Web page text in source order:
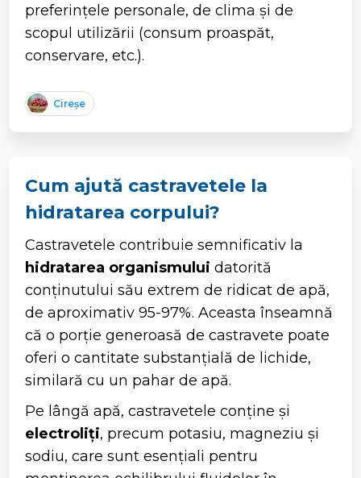
preferințele personale, de clima și de
scopul utilizării (consum proaspăt,
conservare, etc.).
Cireșe
Cum ajută castravetele la
hidratarea corpului?
Castravetele contribuie semnificativ la
hidratarea organismului datorită
conținutului său extrem de ridicat de apă,
de aproximativ 95-97%. Aceasta înseamnă
că o porție generoasă de castravete poate
oferi o cantitate substanțială de lichide,
similară cu un pahar de apă.
Pe lângă apă, castravetele conține și
electroliți, precum potasiu, magneziu și
sodiu, care sunt esențiali pentru